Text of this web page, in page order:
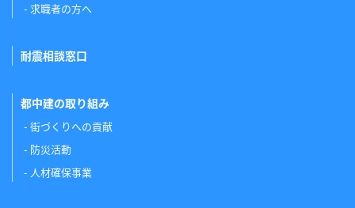
求職者の方へ
耐震相談窓口
都中建の取り組み
街づくりへの貢献
防災活動
人材確保事業